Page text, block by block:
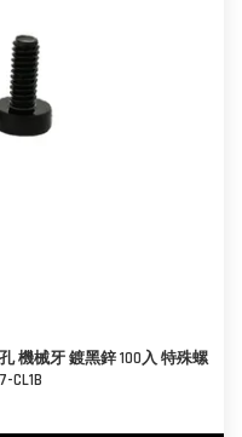
機械牙 鍍黑鋅 100入 特殊螺
CL1B